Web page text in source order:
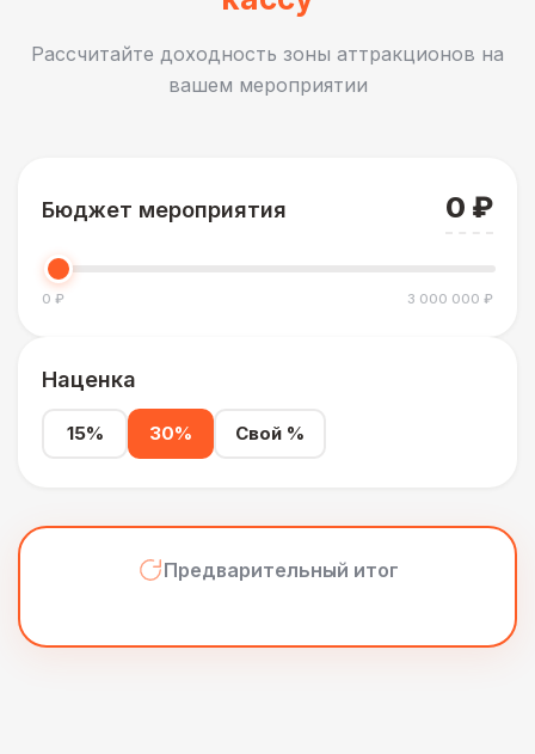
Рассчитайте доходность зоны аттракционов на
вашем мероприятии
Бюджет мероприятия 0 ₽
0 ₽ 3 000 000 ₽
Наценка
15% 30% Свой %
Предварительный итог